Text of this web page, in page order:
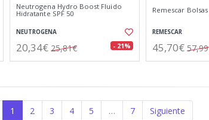
Neutrogena Hydro Boost Fluido
Hidratante SPF 50
NEUTROGENA
20,34€ 25,81€ - 21%
Remescar
REMESCAR
45,70€
1 2 3 4 5 … 7 Siguiente